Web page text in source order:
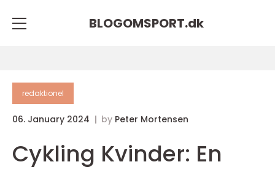
BLOGOMSPORT.dk
redaktionel
06. January 2024 by Peter Mortensen
Cykling Kvinder: En